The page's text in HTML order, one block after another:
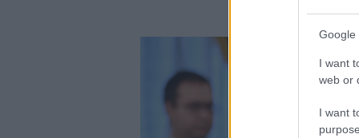
Google
I want
web or
I want